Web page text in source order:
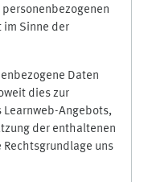
im Sinne der
Daten
dies zur
Angebots,
der enthaltenen
uns